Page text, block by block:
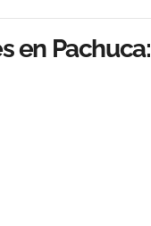
en Pachuca: